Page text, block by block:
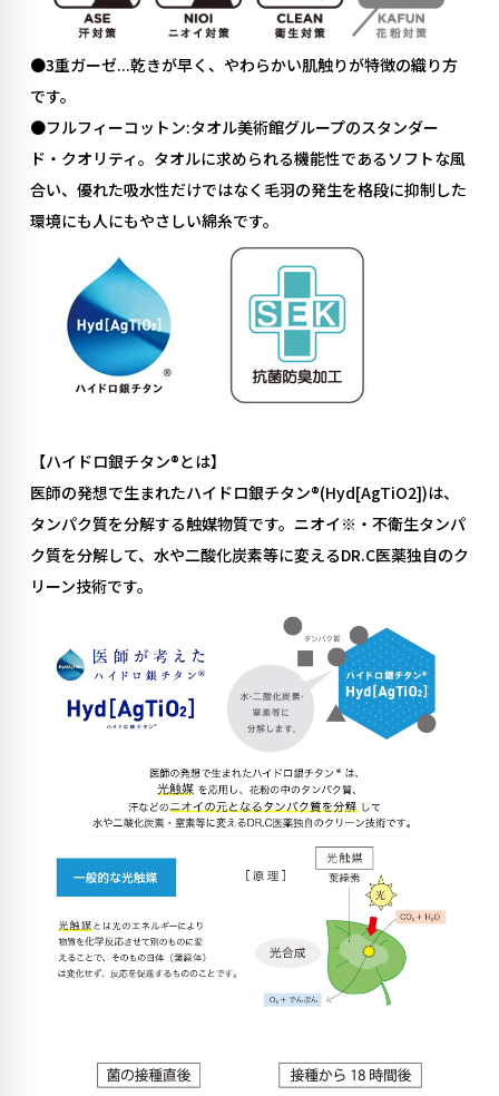
●3重ガーゼ...乾きが早く、やわらかい肌触りが特徴の織り方
です。
●フルフィーコットン:タオル美術館グループのスタンダー
ド・クオリティ。タオルに求められる機能性であるソフトな風
合い、優れた吸水性だけではなく毛羽の発生を格段に抑制した
環境にも人にもやさしい綿糸です。
【ハイドロ銀チタン®️とは】
医師の発想で生まれたハイドロ銀チタン®️(Hyd[AgTiO2])は、
タンパク質を分解する触媒物質です。ニオイ※・不衛生タンパ
ク質を分解して、水や二酸化炭素等に変えるDR.C医薬独自のク
リーン技術です。